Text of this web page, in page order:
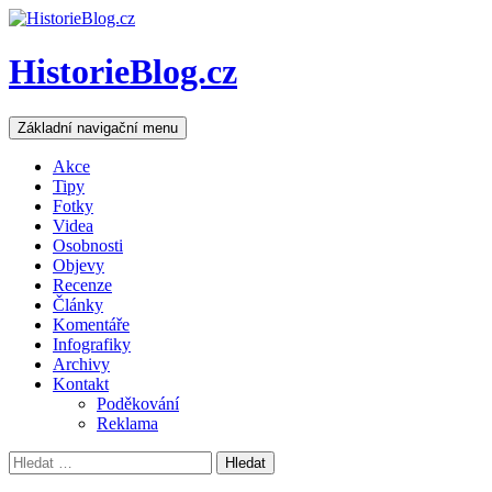
HistorieBlog.cz
Hledat
Základní navigační menu Přejít
k
Akce
Tipy
Fotky
Videa
Osobnosti
Objevy
Recenze
Články
Komentáře
Infografiky
Archivy
Kontakt
Poděkování
Reklama
Vyhledávání